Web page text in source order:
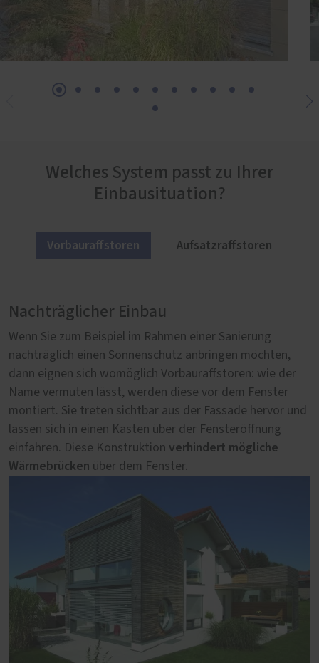
Welches System passt zu Ihrer
Einbausituation?
Vorbauraffstoren Aufsatzraffstoren
Nachträglicher Einbau
Wenn Sie zum Beispiel im Rahmen einer Sanierung
nachträglich einen Sonnenschutz anbringen möchten,
dann eignen sich womöglich Vorbauraffstoren: wie der
Name vermuten lässt, werden diese vor dem Fenster
montiert. Sie treten sichtbar aus der Fassade hervor und
lassen sich in einen Kasten über der Fensteröffnung
einfahren. Diese Konstruktion verhindert mögliche
Wärmebrücken über dem Fenster.
Harmonische Fassadengestaltung
Direkt auf das Fenster montiert, bilden
Aufsatzraffstoreneine Einheit und können praktisch
unsichtbar in der Fassade verschwinden. Dernahtlose
Abschlussder Raffstoren mit der Fassade ergibt ein
harmonisches Erscheinungsbild. Dieses System eignet
sich entweder für eine Neubausituation oder eine
Generalsanierung.